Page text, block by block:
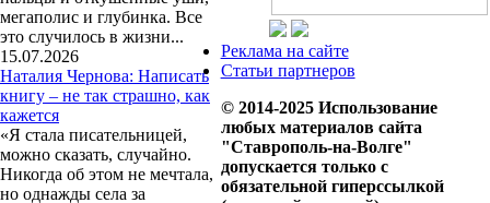
мегаполис и глубинка. Все
это случилось в жизни...
15.07.2026
Наталия Чернова: Написать
книгу – не так страшно, как
кажется
«Я стала писательницей,
можно сказать, случайно.
Никогда об этом не мечтала,
но однажды села за
Реклама на сайте
Статьи партнеров
© 2014-2025 Использование
любых материалов сайта
"Ставрополь-на-Волге"
допускается только с
обязательной гиперссылкой